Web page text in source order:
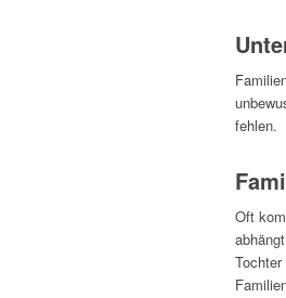
fehlen.
Oft